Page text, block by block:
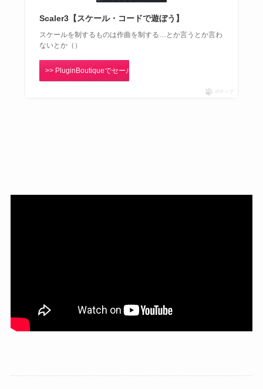
Scaler3【スケール・コードで遊ぼう】
スケールを制するものは作曲を制する…とか言うとか言わ
ないとか（）
>> PluginBoutiqueでセールをチェック！
ポチップ